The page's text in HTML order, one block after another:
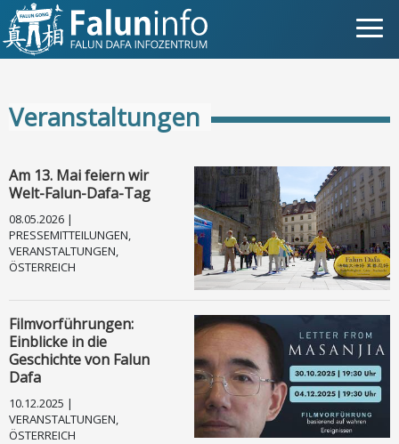
Warum verfolgt?
Pressemitteilungen
Statements
Persönliche Geschichten
Neueste Nachrichten
Newsletter
Fotos
TV
Veranstaltungen
Am 13. Mai feiern wir
Welt-Falun-Dafa-Tag
08.05.2026 |
PRESSEMITTEILUNGEN,
VERANSTALTUNGEN,
ÖSTERREICH
Filmvorführungen:
Einblicke in die
Geschichte von Falun
Dafa
10.12.2025 |
VERANSTALTUNGEN,
ÖSTERREICH